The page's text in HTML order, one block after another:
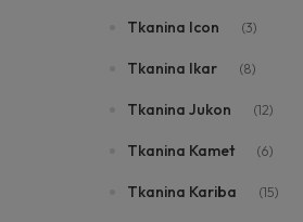
Tkanina Icon (3)
Tkanina Ikar (8)
Tkanina Jukon (12)
Tkanina Kamet (6)
Tkanina Kariba (15)